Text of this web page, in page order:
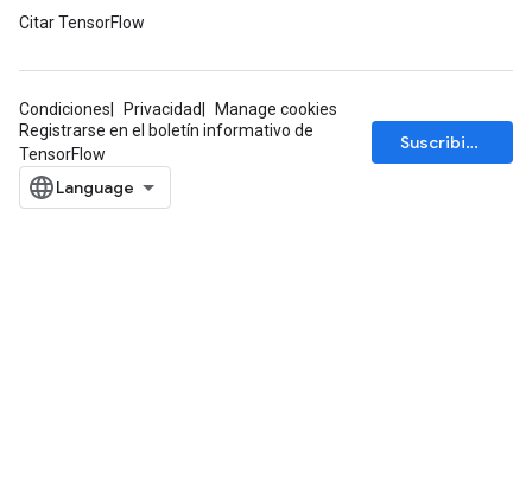
Citar TensorFlow
Condiciones Privacidad
Manage cookies
Registrarse en el boletín informativo de
TensorFlow
Suscribirse